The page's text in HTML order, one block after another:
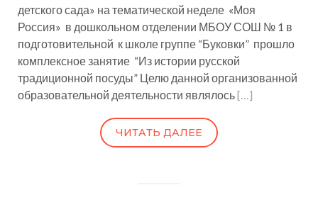
детского сада» на тематической неделе «Моя
Россия» в дошкольном отделении МБОУ СОШ № 1 в
подготовительной к школе группе “Буковки” прошло
комплексное занятие “Из истории русской
традиционной посуды” Целю данной организованной
образовательной деятельности являлось[…]
ЧИТАТЬ ДАЛЕЕ